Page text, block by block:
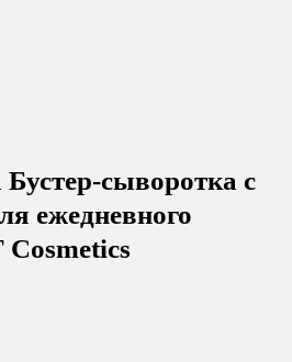
сыворотка с
ежедневного